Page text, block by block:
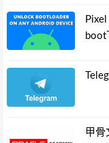
boot
甲骨